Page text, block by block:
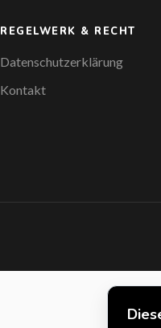
REGELWERK & RECHT
Datenschutzerklärung
Kontakt